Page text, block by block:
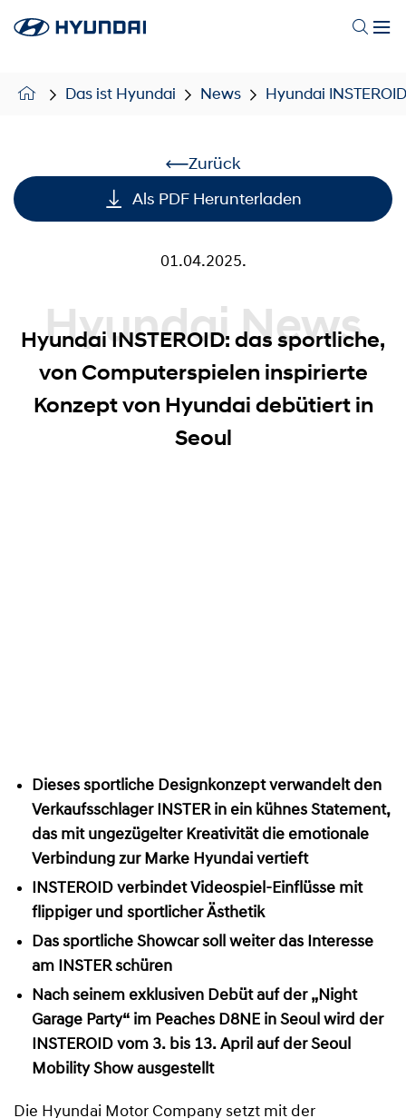
Das ist Hyundai News Hyundai
Zurück
Als PDF Herunterladen
01.04.2025.
Hyundai News
Hyundai INSTEROID: das sportliche,
von Computerspielen inspirierte
Konzept von Hyundai debütiert in
Seoul
Dieses sportliche Designkonzept verwandelt den
Verkaufsschlager INSTER in ein kühnes Statement,
das mit ungezügelter Kreativität die emotionale
Verbindung zur Marke Hyundai vertieft
INSTEROID verbindet Videospiel-Einflüsse mit
flippiger und sportlicher Ästhetik
Das sportliche Showcar soll weiter das Interesse
am INSTER schüren
Nach seinem exklusiven Debüt auf der „Night
Garage Party“ im Peaches D8NE in Seoul wird der
INSTEROID vom 3. bis 13. April auf der Seoul
Mobility Show ausgestellt
Die Hyundai Motor Company setzt mit der